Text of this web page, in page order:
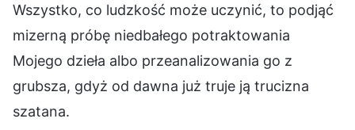
Wszystko, co ludzkość może uczynić, to podjąć
mizerną próbę niedbałego potraktowania
Mojego dzieła albo przeanalizowania go z
grubsza, gdyż od dawna już truje ją trucizna
szatana.